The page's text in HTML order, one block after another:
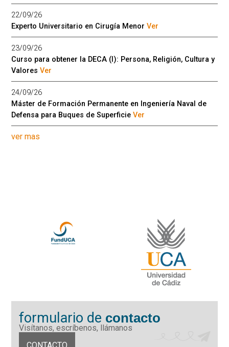
22/09/26
Experto Universitario en Cirugía MenorVer
23/09/26
Curso para obtener la DECA (I): Persona, Religión, Cultura y
ValoresVer
24/09/26
Máster de Formación Permanente en Ingeniería Naval de
Defensa para Buques de SuperficieVer
ver mas
formulario de contacto
Visítanos, escríbenos, llámanos